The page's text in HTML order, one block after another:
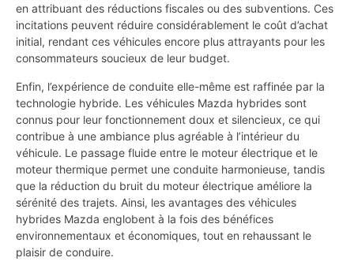
en attribuant des réductions fiscales ou des subventions. Ces
incitations peuvent réduire considérablement le coût d’achat
initial, rendant ces véhicules encore plus attrayants pour les
consommateurs soucieux de leur budget.
Enfin, l’expérience de conduite elle-même est raffinée par la
technologie hybride. Les véhicules Mazda hybrides sont
connus pour leur fonctionnement doux et silencieux, ce qui
contribue à une ambiance plus agréable à l’intérieur du
véhicule. Le passage fluide entre le moteur électrique et le
moteur thermique permet une conduite harmonieuse, tandis
que la réduction du bruit du moteur électrique améliore la
sérénité des trajets. Ainsi, les avantages des véhicules
hybrides Mazda englobent à la fois des bénéfices
environnementaux et économiques, tout en rehaussant le
plaisir de conduire.